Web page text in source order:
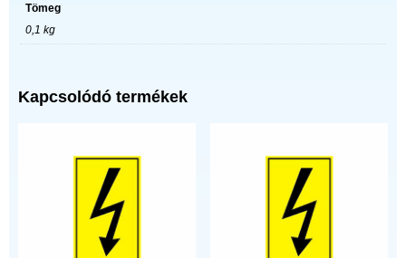
Tömeg
0,1 kg
Kapcsolódó termékek